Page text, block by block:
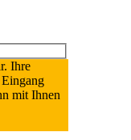
Ihre
mit Ihnen